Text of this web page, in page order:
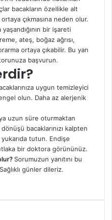
bacakların özellikle alt
ortaya çıkmasına neden olur.
bir işareti
ateş, boğaz ağrısı,
ortaya çıkabilir. Bu yan
başvurun.
uygun temizleyici
olun. Daha az alerjenik
uzun süre oturmaktan
dönüşü bacaklarınızı kalpten
tutun. Endişe
bir doktora görününüz.
Sorumuzun yanıtını bu
günler dileriz.